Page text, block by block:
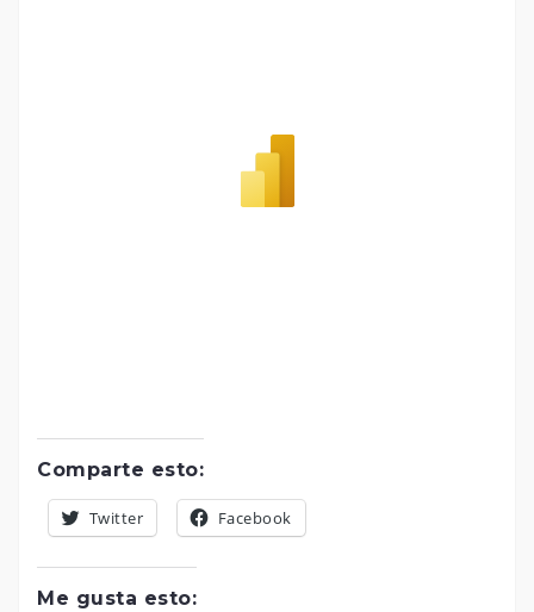
Comparte esto:
Twitter Facebook
Me gusta esto: